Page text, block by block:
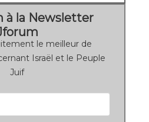
à la Newsletter
le meilleur de
Israël et le Peuple
Juif